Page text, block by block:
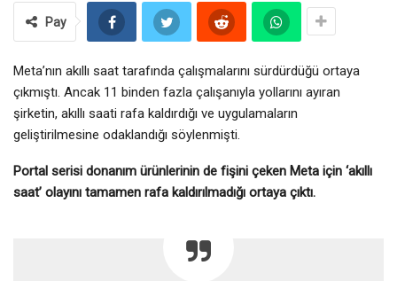
Pay
Meta’nın akıllı saat tarafında çalışmalarını sürdürdüğü ortaya
çıkmıştı. Ancak 11 binden fazla çalışanıyla yollarını ayıran
şirketin, akıllı saati rafa kaldırdığı ve uygulamaların
geliştirilmesine odaklandığı söylenmişti.
Portal serisi donanım ürünlerinin de fişini çeken Meta için ‘akıllı
saat’ olayını tamamen rafa kaldırılmadığı ortaya çıktı.